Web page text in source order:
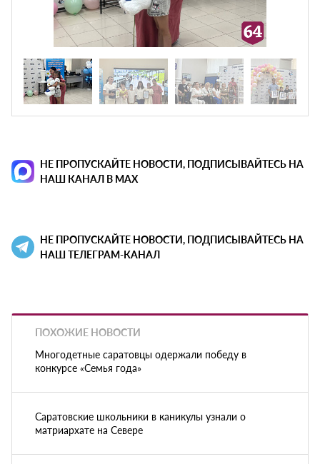
НЕ ПРОПУСКАЙТЕ НОВОСТИ, ПОДПИСЫВАЙТЕСЬ НА
НАШ КАНАЛ В MAX
НЕ ПРОПУСКАЙТЕ НОВОСТИ, ПОДПИСЫВАЙТЕСЬ НА
НАШ ТЕЛЕГРАМ-КАНАЛ
ПОХОЖИЕ НОВОСТИ
Многодетные саратовцы одержали победу в
конкурсе «Семья года»
Саратовские школьники в каникулы узнали о
матриархате на Севере